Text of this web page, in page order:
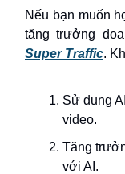
Nếu bạn muốn
tăng trưởng
Super Traffic.
Sử dụng
video.
Tăng
với AI.